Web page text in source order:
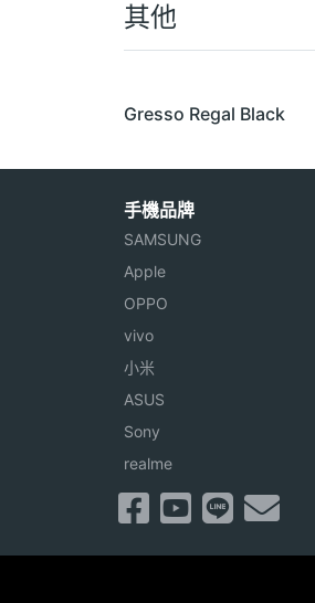
其他
Gresso Regal Black
手機品牌
SAMSUNG
Apple
OPPO
vivo
小米
ASUS
Sony
realme